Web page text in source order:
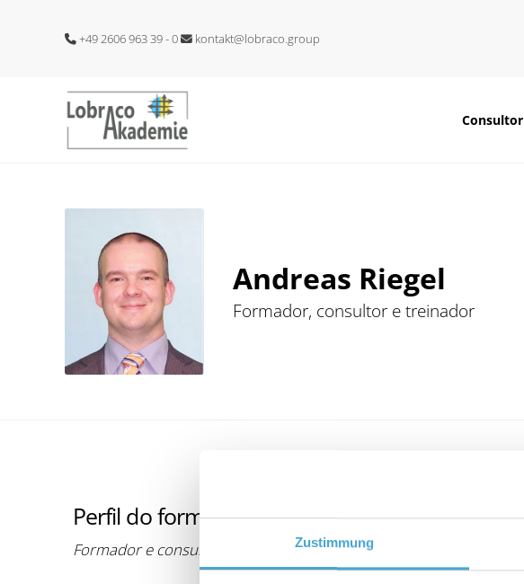
Zustimmung
+49 2606 963 39 - 0 kontakt@lobraco.group
Andreas Riegel
Formador, consultor e treinador
Perfil do formador
Formador e consultor